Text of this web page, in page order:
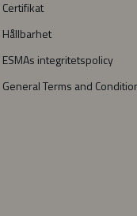
Certifikat
Hållbarhet
ESMAs integritetspolicy
General Terms and